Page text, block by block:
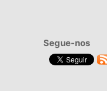
Segue-nos